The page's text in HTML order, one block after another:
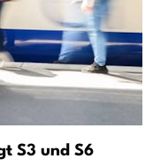
S3 und S6